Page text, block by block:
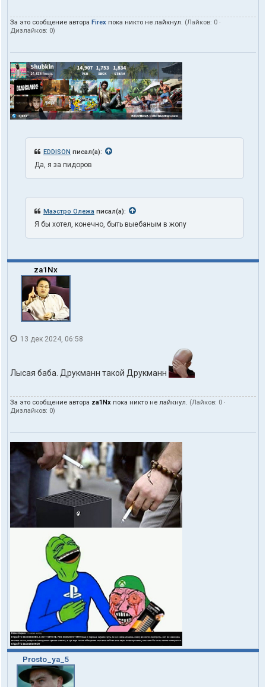
За это сообщение автора Firex пока никто не лайкнул. (Лайков: 0 ·
Дизлайков: 0)
EDDISON писал(а):
Да, я за пидоров
Маэстро Олежа писал(а):
Я бы хотел, конечно, быть выебаным в жопу
za1Nx
13 дек 2024, 06:58
Лысая баба. Друкманн такой Друкманн
За это сообщение автора za1Nx пока никто не лайкнул. (Лайков: 0 ·
Дизлайков: 0)
Prosto_ya_5